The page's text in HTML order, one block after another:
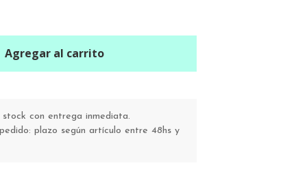
Agregar al carrito
con entrega inmediata.
plazo según artículo entre 48hs y